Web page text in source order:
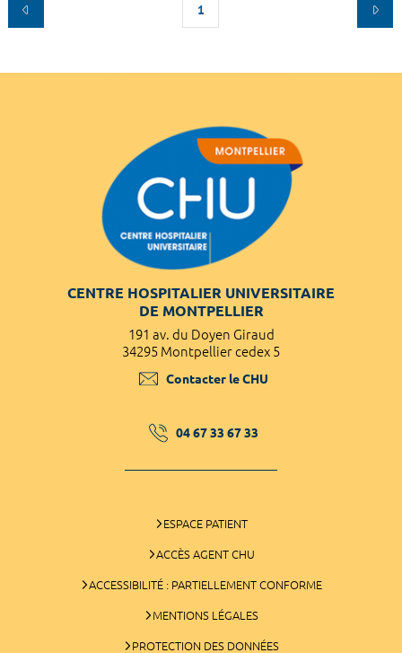
1
CENTRE HOSPITALIER UNIVERSITAIRE
DE MONTPELLIER
191 av. du Doyen Giraud
34295 Montpellier cedex 5
Contacter le CHU
04 67 33 67 33
ESPACE PATIENT
ACCÈS AGENT CHU
ACCESSIBILITÉ : PARTIELLEMENT CONFORME
MENTIONS LÉGALES
PROTECTION DES DONNÉES